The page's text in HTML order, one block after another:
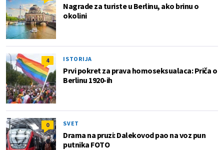
Nagrade za turiste u Berlinu, ako brinu o
okolini
4 ISTORIJA
Prvi pokret za prava homoseksualaca: Priča o
Berlinu 1920-ih
0 SVET
Drama na pruzi: Dalekovod pao na voz pun
putnika FOTO